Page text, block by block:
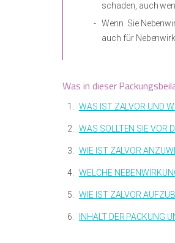
schaden, auch
Wenn Sie
auch für
Was in dieser
1. WAS IST ZALVOR UND
2. WAS SOLLTEN SIE VOR
3. WIE IST ZALVOR
4. WELCHE
5. WIE IST ZALVOR
6. INHALT DER PACKUNG